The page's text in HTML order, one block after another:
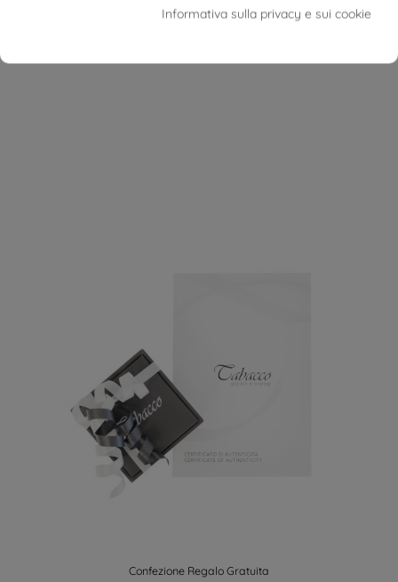
Confezione Regalo Gratuita
Informativa sulla privacy e sui cookie